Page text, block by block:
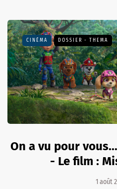
CINÉMA DOSSIER - THEMA
On a vu pour
- Le film :
1 août